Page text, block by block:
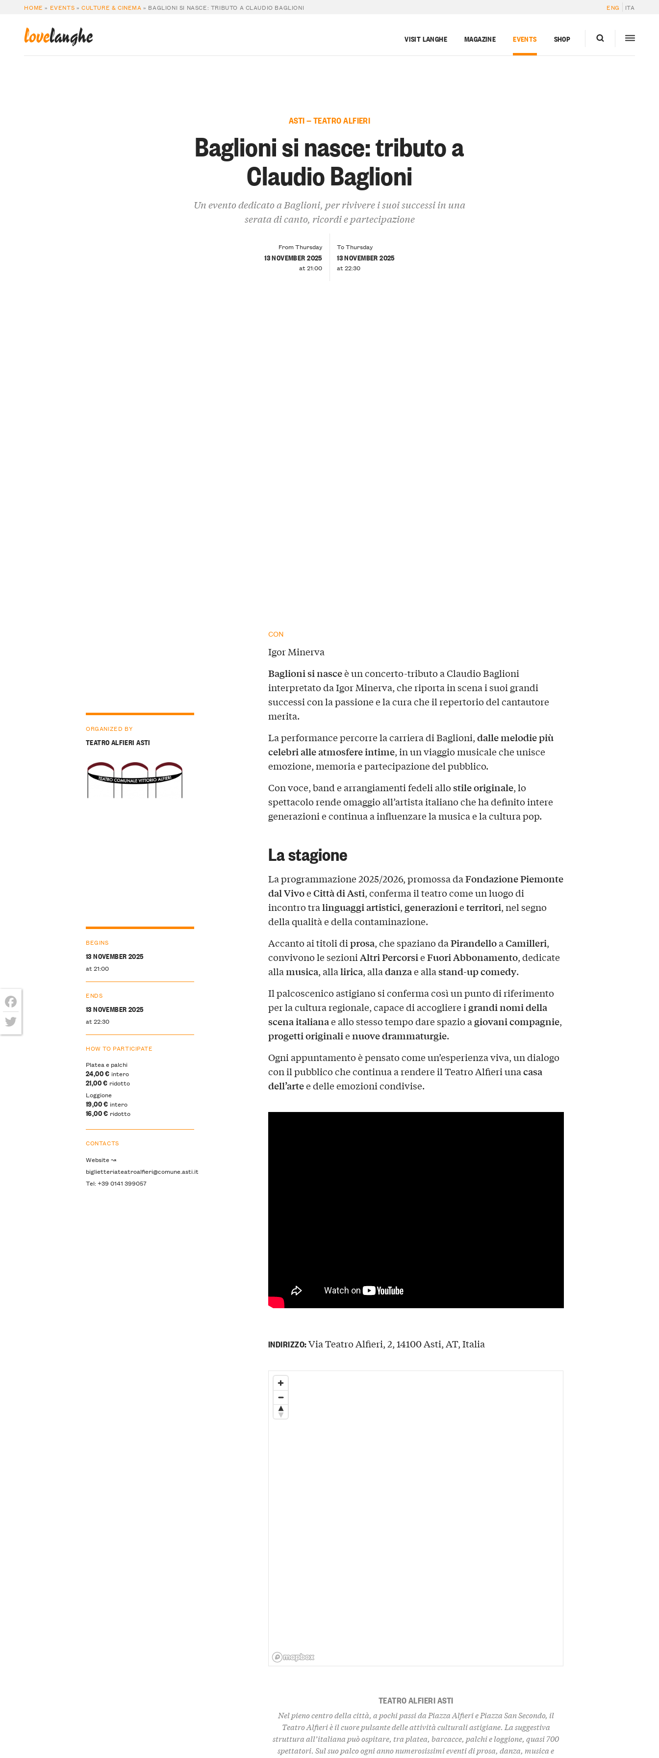
HOME » EVENTS »CULTURE & CINEMA » BAGLIONI SI NASCE: TRIBUTO A CLAUDIO BAGLIONI ENG ITA
lovelanghe VISIT LANGHE MAGAZINE EVENTS SHOP
ASTI — TEATRO ALFIERI
Baglioni si nasce: tributo a
Claudio Baglioni
Un evento dedicato a Baglioni, per rivivere i suoi successi in una
serata di canto, ricordi e partecipazione
From Thursday
13 NOVEMBER 2025
at 21:00
To Thursday
13 NOVEMBER 2025
at 22:30
CON
Igor Minerva
Baglioni si nasceè un concerto-tributo a Claudio Baglioni
interpretato da Igor Minerva, che riporta in scena i suoi grandi
successi con la passione e la cura che il repertorio del cantautore
merita.
La performance percorre la carriera di Baglioni,dalle melodie più
celebri alle atmosfere intime, in un viaggio musicale che unisce
emozione, memoria e partecipazione del pubblico.
Con voce, band e arrangiamenti fedeli allostile originale, lo
spettacolo rende omaggio all’artista italiano che ha definito intere
generazioni e continua a influenzare la musica e la cultura pop.
La stagione
La programmazione 2025/2026, promossa daFondazione Piemonte
dal VivoeCittà di Asti, conferma il teatro come un luogo di
incontro tralinguaggi artistici, generazionieterritori, nel segno
della qualità e della contaminazione.
Accanto ai titoli diprosa, che spaziano daPirandelloaCamilleri,
convivono le sezioniAltri PercorsieFuori Abbonamento, dedicate
allamusica, allalirica, alladanzae allastand-up comedy.
Il palcoscenico astigiano si conferma così un punto di riferimento
per la cultura regionale, capace di accogliere i grandi nomi della
scena italianae allo stesso tempo dare spazio a giovani compagnie,
progetti originalienuove drammaturgie.
Ogni appuntamento è pensato come un’esperienza viva, un dialogo
con il pubblico che continua a rendere il Teatro Alfieri unacasa
dell’artee delle emozioni condivise.
ORGANIZED BY
TEATRO ALFIERI ASTI
BEGINS
13 NOVEMBER 2025
at 21:00
ENDS
13 NOVEMBER 2025
at 22:30
HOW TO PARTICIPATE
Platea e palchi
24,00 € intero
21,00 € ridotto
Loggione
19,00 € intero
16,00 € ridotto
CONTACTS
Website ↝
biglietteriateatroalfieri@comune.asti.it
Tel: +39 0141 399057
INDIRIZZO:Via Teatro Alfieri, 2, 14100 Asti, AT, Italia
TEATRO ALFIERI ASTI
Nel pieno centro della città, a pochi passi da Piazza Alfieri e Piazza San Secondo, il
Teatro Alfieri è il cuore pulsante delle attività culturali astigiane. La suggestiva
struttura all’italiana può ospitare, tra platea, barcacce, palchi e loggione, quasi 700
spettatori. Sul suo palco ogni anno numerosissimi eventi di prosa, danza, musica e
Facebook
Twitter